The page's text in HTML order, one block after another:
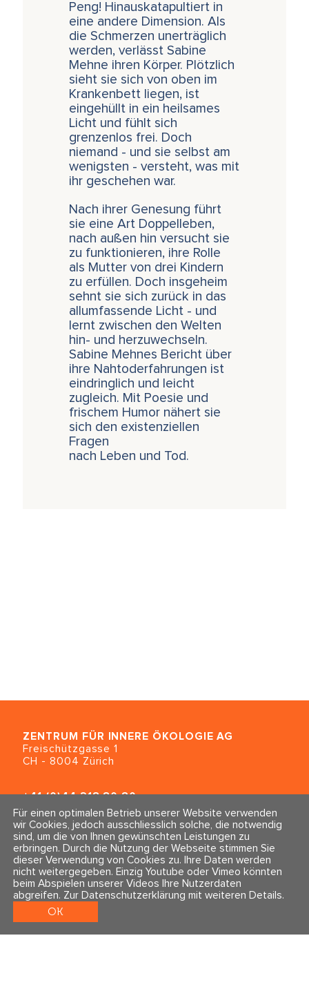
Peng! Hinauskatapultiert in
eine andere Dimension. Als
die Schmerzen unerträglich
werden, verlässt Sabine
Mehne ihren Körper. Plötzlich
sieht sie sich von oben im
Krankenbett liegen, ist
eingehüllt in ein heilsames
Licht und fühlt sich
grenzenlos frei. Doch
niemand - und sie selbst am
wenigsten - versteht, was mit
ihr geschehen war.
Nach ihrer Genesung führt
sie eine Art Doppelleben,
nach außen hin versucht sie
zu funktionieren, ihre Rolle
als Mutter von drei Kindern
zu erfüllen. Doch insgeheim
sehnt sie sich zurück in das
allumfassende Licht - und
lernt zwischen den Welten
hin- und herzuwechseln.
Sabine Mehnes Bericht über
ihre Nahtoderfahrungen ist
eindringlich und leicht
zugleich. Mit Poesie und
frischem Humor nähert sie
sich den existenziellen
Fragen
nach Leben und Tod.
ZENTRUM FÜR INNERE ÖKOLOGIE AG
Freischützgasse 1
CH - 8004 Zürich
+41 (0)44 218 80 80
info@traumahealing.ch
info@polarity.se
Kontakt & Info
Newsletter
Impressum & Datenschutz
AGBs
Folge uns
Für einen optimalen Betrieb unserer Website verwenden
wir Cookies, jedoch ausschliesslich solche, die notwendig
sind, um die von Ihnen gewünschten Leistungen zu
erbringen. Durch die Nutzung der Webseite stimmen Sie
dieser Verwendung von Cookies zu. Ihre Daten werden
nicht weitergegeben. Einzig Youtube oder Vimeo könnten
beim Abspielen unserer Videos Ihre Nutzerdaten
abgreifen. Zur Datenschutzerklärung mit weiteren Details.
OK